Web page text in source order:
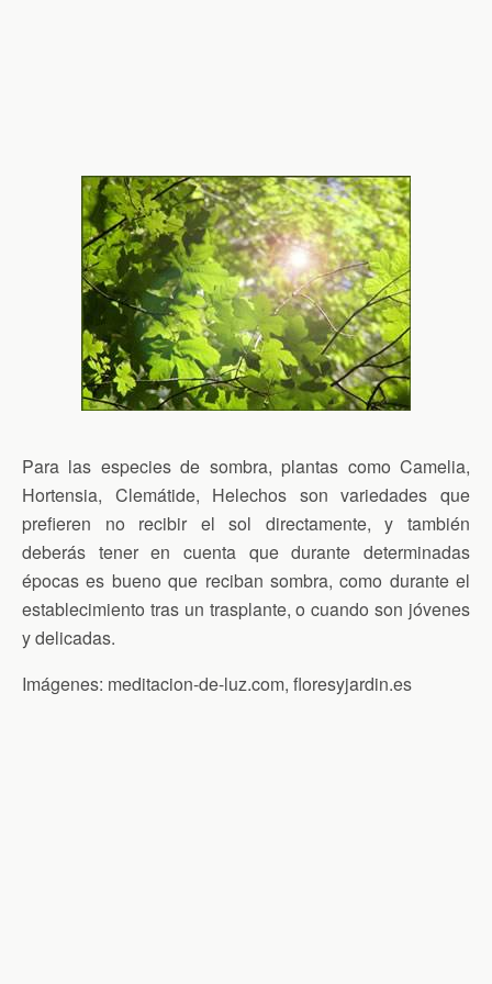
Para las especies de sombra, plantas como Camelia,
Hortensia, Clemátide, Helechos son variedades que
prefieren no recibir el sol directamente, y también
deberás tener en cuenta que durante determinadas
épocas es bueno que reciban sombra, como durante el
establecimiento tras un trasplante, o cuando son jóvenes
y delicadas.
Imágenes: meditacion-de-luz.com, floresyjardin.es